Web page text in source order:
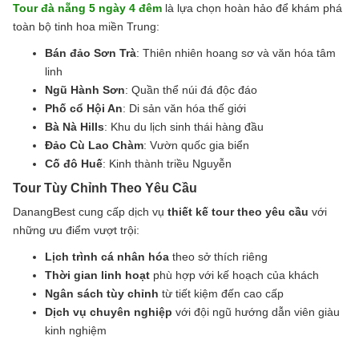
Tour đà nẵng 5 ngày 4 đêm là lựa chọn hoàn hảo để khám phá
toàn bộ tinh hoa miền Trung:
Bán đảo Sơn Trà: Thiên nhiên hoang sơ và văn hóa tâm
linh
Ngũ Hành Sơn: Quần thể núi đá độc đáo
Phố cổ Hội An: Di sản văn hóa thế giới
Bà Nà Hills: Khu du lịch sinh thái hàng đầu
Đảo Cù Lao Chàm: Vườn quốc gia biển
Cố đô Huế: Kinh thành triều Nguyễn
Tour Tùy Chỉnh Theo Yêu Cầu
DanangBest cung cấp dịch vụthiết kế tour theo yêu cầu với
những ưu điểm vượt trội:
Lịch trình cá nhân hóa theo sở thích riêng
Thời gian linh hoạt phù hợp với kế hoạch của khách
Ngân sách tùy chỉnh từ tiết kiệm đến cao cấp
Dịch vụ chuyên nghiệp với đội ngũ hướng dẫn viên giàu
kinh nghiệm